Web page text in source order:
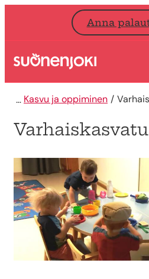
Siirry sisältöön
Anna
Etusivu
Kasvu ja oppiminen